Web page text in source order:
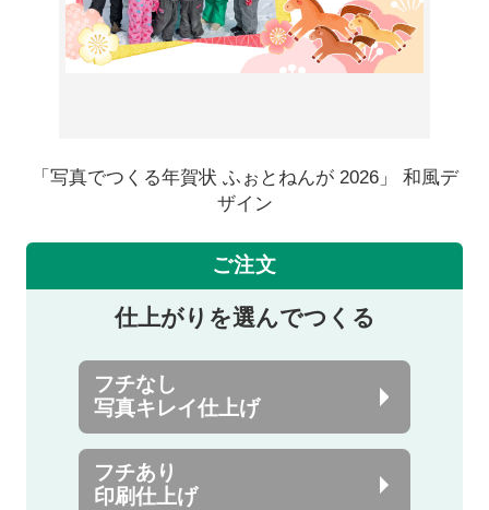
「写真でつくる年賀状 ふぉとねんが 2026」 和風デ
ザイン
ご注文
仕上がりを選んでつくる
フチなし
写真キレイ仕上げ
フチあり
印刷仕上げ